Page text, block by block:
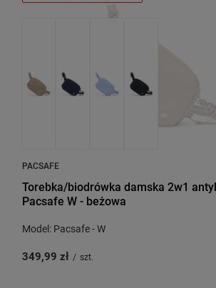
PACSAFE
Torebka/biodrówka damska 2w1
Pacsafe W - beżowa
Model: Pacsafe - W
349,99 zł / szt.